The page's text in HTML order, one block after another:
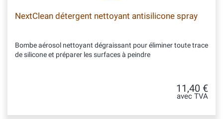
NextClean détergent nettoyant antisilicone spray
Bombe aérosol nettoyant dégraissant pour éliminer toute trace
de silicone et préparer les surfaces à peindre
11,40 €
avec TVA